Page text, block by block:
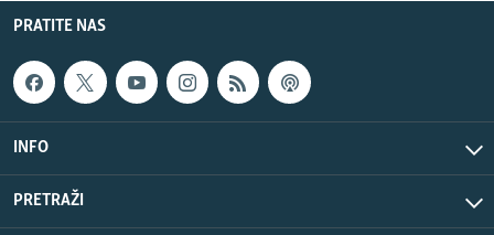
PRATITE NAS
INFO
PRETRAŽI